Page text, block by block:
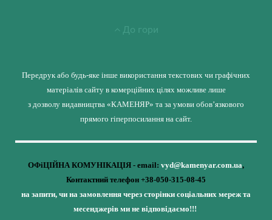
До гори
Передрук або будь-яке інше використання текстових чи графічних
матеріалів сайту в комерційних цілях можливе лише
з дозволу видавництва «КАМЕНЯР» та за умови обов’язкового
прямого гіперпосилання на сайт.
ОФіЦІЙНА КОМУНІКАЦІЯ - email: vyd@kamenyar.com.ua,
Контактний телефон +38-050-315-08-45
на запити, чи на замовлення через сторінки соціальних мереж та
месенджерів ми не відповідаємо!!!